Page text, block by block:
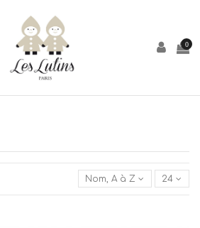
0
Nom, A à Z 24